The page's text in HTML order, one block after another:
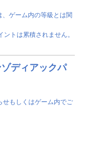
ゲーム内の等級とは関
トは累積されません。
ディアックパ
せもしくはゲーム内でご